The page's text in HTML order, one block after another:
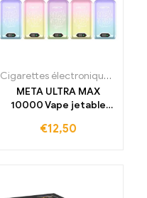
,Cigarettes électroniques
Cigarettes électroniques jetables
META ULTRA MAX
10000 Vape jetable
€12,50